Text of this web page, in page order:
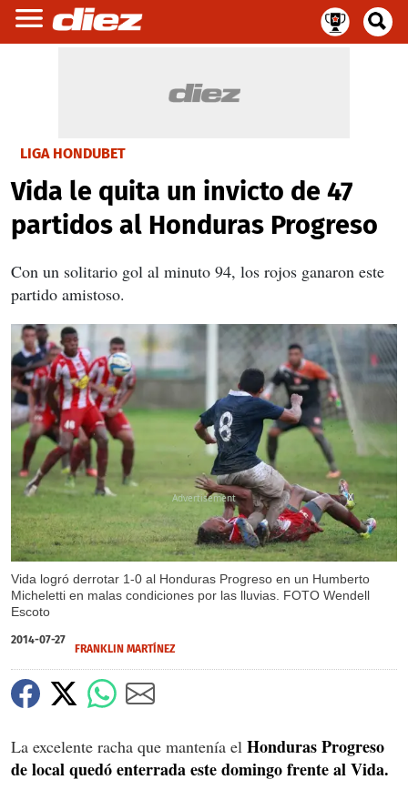
LIGA HONDUBET
Vida le quita un invicto de 47
partidos al Honduras Progreso
Con un solitario gol al minuto 94, los rojos ganaron este
partido amistoso.
Vida logró derrotar 1-0 al Honduras Progreso en un Humberto
Micheletti en malas condiciones por las lluvias. FOTO Wendell
Escoto
X
2014-07-27
FRANKLIN MARTÍNEZ
La excelente racha que mantenía el Honduras Progreso
de local quedó enterrada este domingo frente al Vida.